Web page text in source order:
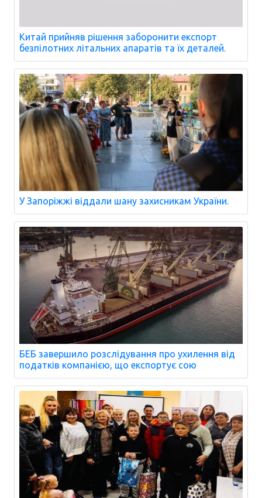
Китай прийняв рішення заборонити експорт
безпілотних літальних апаратів та їх деталей.
У Запоріжжі віддали шану захисникам України.
БЕБ завершило розслідування про ухилення від
податків компанією, що експортує сою